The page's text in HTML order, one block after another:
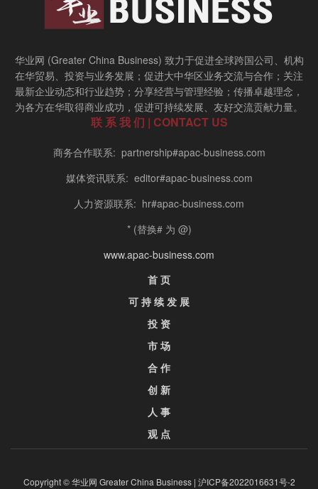
华业网 (Greater China Business) 致力于促进全球跨国公司、机构
在华贸易、投资与业务发展；促进大中华区业务交流与合作；关注
最新企业动态和行业趋势；分享经营与管理经验；传播卓越理念，
为各方在华取得商业成功，促进可持续发展、友好交流贡献力量。
联 系 我 们 | CONTACT US
商务合作联系: partnership#apac-business.com
媒体资讯联系: editor#apac-business.com
人力资源联系: hr#apac-business.com
* (替换# 为 @)
www.apac-business.com
首 页
可 持 续 发 展
投 资
市 场
合 作
创 新
人 事
观 点
Copyright © 华业网 Greater China Business | 沪ICP备2022016631号-2